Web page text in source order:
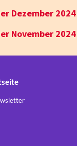
Dezember 2024
November 2024